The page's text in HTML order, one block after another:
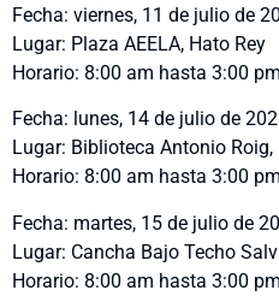
Fecha: viernes, 11 de julio de
Lugar: Plaza AEELA, Hato Rey
Horario: 8:00 am hasta 3:00 pm
Fecha: lunes, 14 de julio de
Lugar: Biblioteca Antonio Roig,
Horario: 8:00 am hasta 3:00 pm
Fecha: martes, 15 de julio de
Lugar: Cancha Bajo Techo
Horario: 8:00 am hasta 3:00 pm